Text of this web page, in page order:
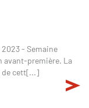
2023 - Semaine
avant-première. La
de cett[...]